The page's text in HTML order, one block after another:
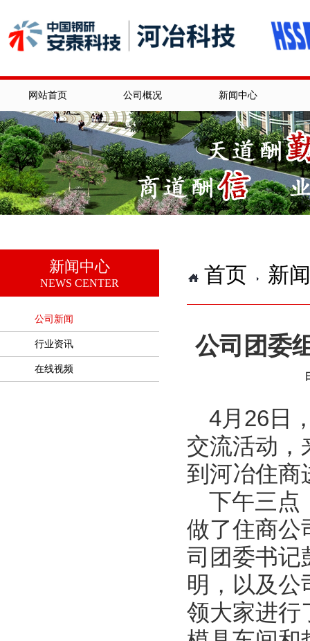
网站首页 公司概况 新闻中心
新闻中心
NEWS CENTER
公司新闻
行业资讯
在线视频
首页 新
公司团委
4月 26 日
交流活动，
到河冶住商
下午三点
做了住商公
司团委书记
明，以及公
领大家进行